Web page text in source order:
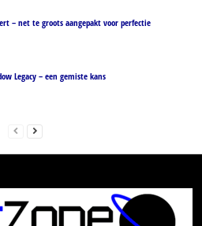
– net te groots aangepakt voor perfectie
Legacy – een gemiste kans